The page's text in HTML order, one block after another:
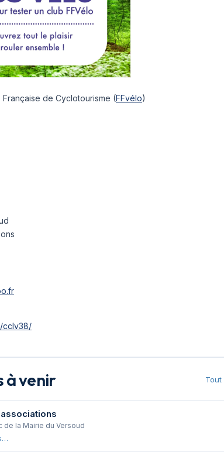
de Cyclotourisme (FFvélo)
cclv38/
à venir
de la Mairie du Versoud